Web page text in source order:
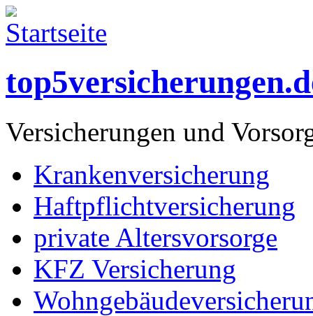
Versicherungen und
Krankenversicherung
Haftpflichtversicherung
private Altersvorsorge
KFZ Versicherung